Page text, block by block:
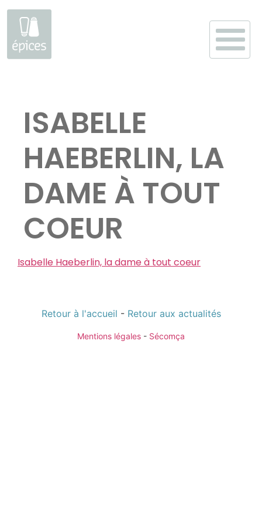
contenuISABELLE
HAEBERLIN, LA
DAME À TOUT
COEUR
Isabelle Haeberlin, la dame à tout coeur
Retour à l'accueil - Retour aux actualités
Mentions légales - Sécomça